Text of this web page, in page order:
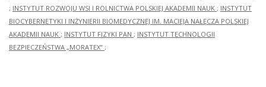
; INSTYTUT ROZWOJU WSI I ROLNICTWA POLSKIEJ AKADEMII NAUK ; INSTYTUT
BIOCYBERNETYKI I INŻYNIERII BIOMEDYCZNEJ IM. MACIEJA NAŁĘCZA POLSKIEJ
AKADEMII NAUK ; INSTYTUT FIZYKI PAN ; INSTYTUT TECHNOLOGII
BEZPIECZEŃSTWA „MORATEX” ;